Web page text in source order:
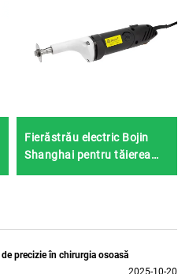
Fierăstrău electric Bojin
Shanghai pentru tăierea
precizie în chirurgia osoasă
2025-10-20